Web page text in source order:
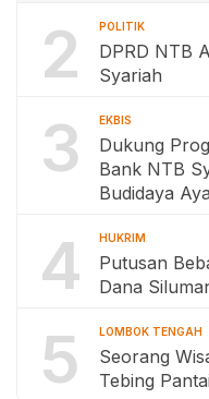
2 POLITIK
DPRD NTB
Syariah
3 EKBIS
Dukung
Bank NTB
Budidaya
4 HUKRIM
Putusan
Dana
5 LOMBOK TENGAH
Seorang
Tebing